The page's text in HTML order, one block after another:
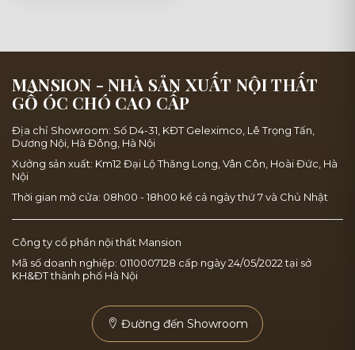
MANSION - NHÀ SẢN XUẤT NỘI THẤT
GỖ ÓC CHÓ CAO CẤP
Địa chỉ Showroom: Số D4-31, KĐT Geleximco, Lê Trọng Tấn,
Dương Nội, Hà Đông, Hà Nội
Xưởng sản xuất: Km12 Đại Lộ Thăng Long, Vân Côn, Hoài Đức, Hà
Nội
Thời gian mở cửa: 08h00 - 18h00 kể cả ngày thứ 7 và Chủ Nhật
Công ty cổ phần nội thất Mansion
Mã số doanh nghiệp: 0110007128 cấp ngày 24/05/2022 tại sở
KH&ĐT thành phố Hà Nội
Đường đến Showroom